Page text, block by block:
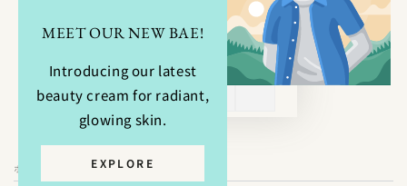
MEET OUR NEW BAE!
Introducing our latest
beauty cream for radiant,
glowing skin.
EXPLORE
ホーム